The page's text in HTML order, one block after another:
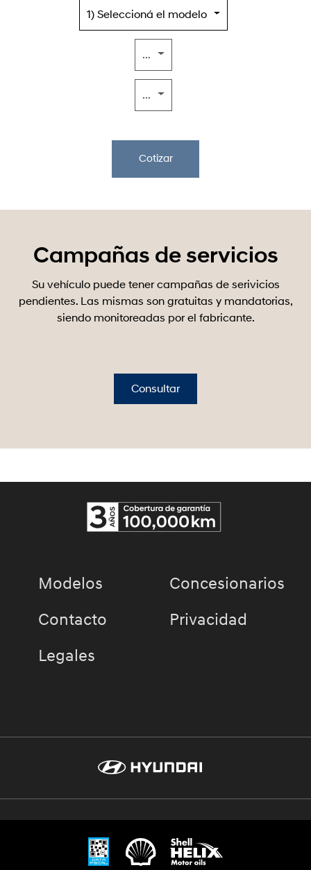
1) Seleccioná el modelo
...
...
Cotizar
Campañas de servicios
Su vehículo puede tener campañas de serivicios
pendientes. Las mismas son gratuitas y mandatorias,
siendo monitoreadas por el fabricante.
Consultar
Modelos
Concesionarios
Contacto
Privacidad
Legales